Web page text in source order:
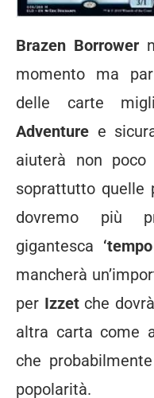
Brazen Borrower
momento ma
delle carte
Adventure e
aiuterà non
soprattutto quelle
dovremo più
gigantesca
mancherà
per Izzetche
altra carta come
che
popolarità.